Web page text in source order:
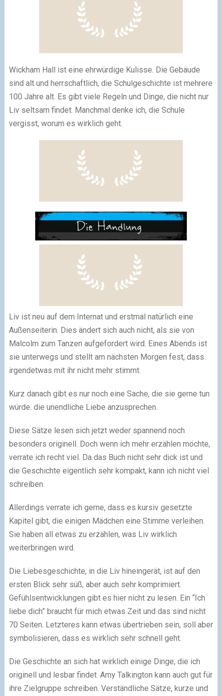
Wickham Hall ist eine ehrwürdige Kulisse. Die Gebäude
sind alt und herrschaftlich, die Schulgeschichte ist mehrere
100 Jahre alt. Es gibt viele Regeln und Dinge, die nicht nur
Liv seltsam findet. Manchmal denke ich, die Schule
vergisst, worum es wirklich geht.
Liv ist neu auf dem Internat und erstmal natürlich eine
Außenseiterin. Dies ändert sich auch nicht, als sie von
Malcolm zum Tanzen aufgefordert wird. Eines Abends ist
sie unterwegs und stellt am nächsten Morgen fest, dass
irgendetwas mit ihr nicht mehr stimmt.
Kurz danach gibt es nur noch eine Sache, die sie gerne tun
würde: die unendliche Liebe anzusprechen.
Diese Sätze lesen sich jetzt weder spannend noch
besonders originell. Doch wenn ich mehr erzählen möchte,
verrate ich recht viel. Da das Buch nicht sehr dick ist und
die Geschichte eigentlich sehr kompakt, kann ich nicht viel
schreiben.
Allerdings verrate ich gerne, dass es kursiv gesetzte
Kapitel gibt, die einigen Mädchen eine Stimme verleihen.
Sie haben all etwas zu erzählen, was Liv wirklich
weiterbringen wird.
Die Liebesgeschichte, in die Liv hineingerät, ist auf den
ersten Blick sehr süß, aber auch sehr komprimiert.
Gefühlsentwicklungen gibt es hier nicht zu lesen. Ein “Ich
liebe dich” braucht für mich etwas Zeit und das sind nicht
70 Seiten. Letzteres kann etwas übertrieben sein, soll aber
symbolisieren, dass es wirklich sehr schnell geht.
Die Geschichte an sich hat wirklich einige Dinge, die ich
originell und lesbar findet. Amy Talkington kann auch gut für
ihre Zielgruppe schreiben. Verständliche Sätze, kurze und